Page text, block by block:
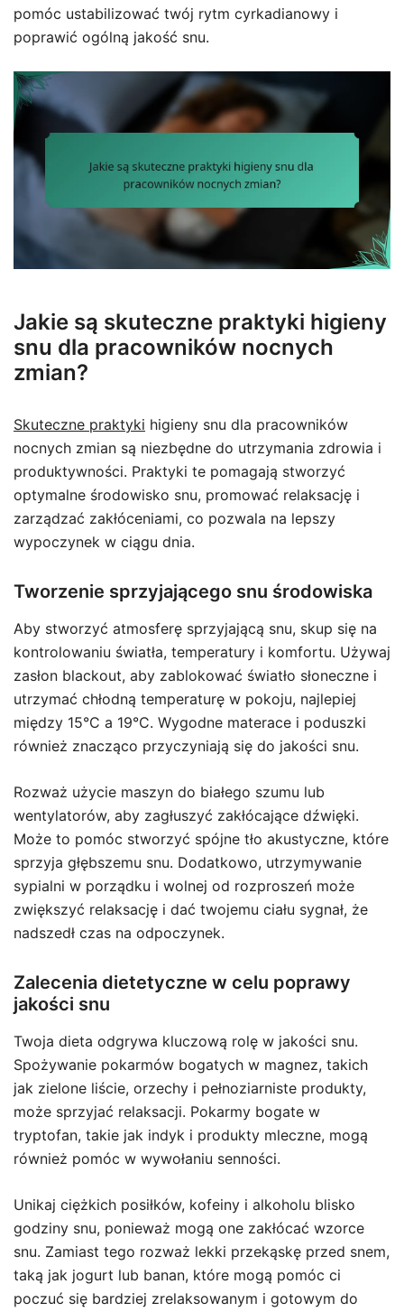
pomóc ustabilizować twój rytm cyrkadianowy i
poprawić ogólną jakość snu.
Jakie są skuteczne praktyki higieny
snu dla pracowników nocnych
zmian?
Skuteczne praktyki higieny snu dla pracowników
nocnych zmian są niezbędne do utrzymania zdrowia i
produktywności. Praktyki te pomagają stworzyć
optymalne środowisko snu, promować relaksację i
zarządzać zakłóceniami, co pozwala na lepszy
wypoczynek w ciągu dnia.
Tworzenie sprzyjającego snu środowiska
Aby stworzyć atmosferę sprzyjającą snu, skup się na
kontrolowaniu światła, temperatury i komfortu. Używaj
zasłon blackout, aby zablokować światło słoneczne i
utrzymać chłodną temperaturę w pokoju, najlepiej
między 15°C a 19°C. Wygodne materace i poduszki
również znacząco przyczyniają się do jakości snu.
Rozważ użycie maszyn do białego szumu lub
wentylatorów, aby zagłuszyć zakłócające dźwięki.
Może to pomóc stworzyć spójne tło akustyczne, które
sprzyja głębszemu snu. Dodatkowo, utrzymywanie
sypialni w porządku i wolnej od rozproszeń może
zwiększyć relaksację i dać twojemu ciału sygnał, że
nadszedł czas na odpoczynek.
Zalecenia dietetyczne w celu poprawy
jakości snu
Twoja dieta odgrywa kluczową rolę w jakości snu.
Spożywanie pokarmów bogatych w magnez, takich
jak zielone liście, orzechy i pełnoziarniste produkty,
może sprzyjać relaksacji. Pokarmy bogate w
tryptofan, takie jak indyk i produkty mleczne, mogą
również pomóc w wywołaniu senności.
Unikaj ciężkich posiłków, kofeiny i alkoholu blisko
godziny snu, ponieważ mogą one zakłócać wzorce
snu. Zamiast tego rozważ lekki przekąskę przed snem,
taką jak jogurt lub banan, które mogą pomóc ci
poczuć się bardziej zrelaksowanym i gotowym do